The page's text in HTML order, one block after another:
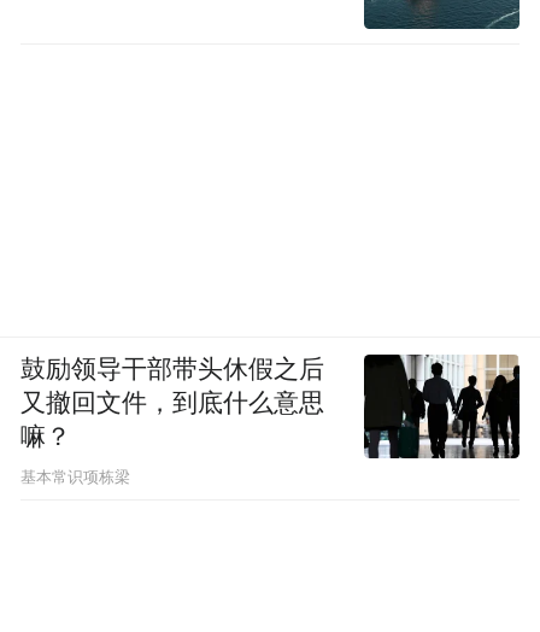
鼓励领导干部带头休假之后
又撤回文件，到底什么意思
嘛？
基本常识项栋梁